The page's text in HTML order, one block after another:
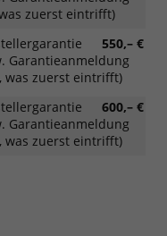
zuerst eintrifft)
550,– €
Garantieanmeldung
was zuerst eintrifft)
600,– €
Garantieanmeldung
was zuerst eintrifft)